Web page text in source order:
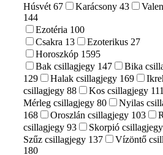
Húsvét 67 Karácsony 43
144
Ezotéria 100
Csakra 13 Ezoterikus 27
Horoszkóp 1595
Bak csillagjegy 147
Bika
129
Halak csillagjegy 169
csillagjegy 88 Kos csillagjegy 111
Mérleg csillagjegy 80
Nyilas
168
Oroszlán csillagjegy 103
csillagjegy 93 Skorpió csillagjegy
Szűz csillagjegy 137
Vízöntő
180